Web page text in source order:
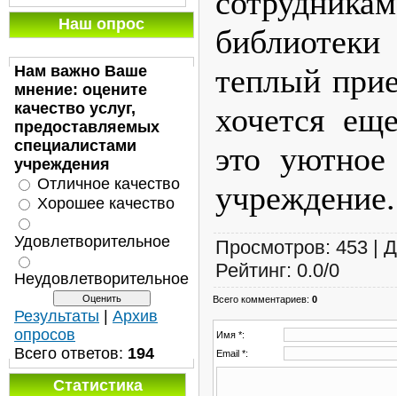
Наш опрос
Нам важно Ваше
мнение: оцените
качество услуг,
предоставляемых
специалистами
учреждения
Отличное качество
Хорошее качество
Удовлетворительное
Неудовлетворительное
Результаты
Архив
опросов
Всего ответов: 194
Статистика
теплый
хочется
это
учреждение.
Просмотров: 453 |
Рейтинг: 0.0/0
Всего комментариев: 0
Имя *:
Email *: